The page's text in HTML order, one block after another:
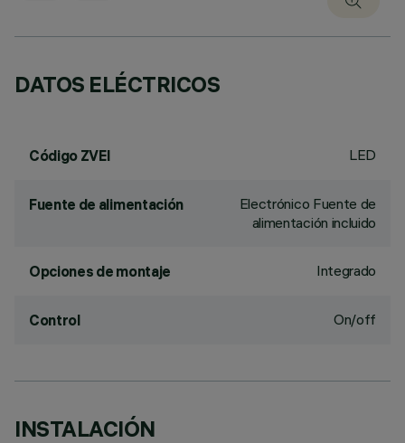
DATOS ELÉCTRICOS
Código ZVEI LED
Fuente de alimentación
Electrónico Fuente de
alimentación incluido
Opciones de montaje Integrado
Control On/off
INSTALACIÓN